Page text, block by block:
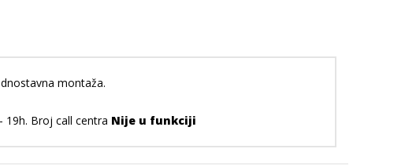
montaža.
19h. Broj call centra Nije u funkciji